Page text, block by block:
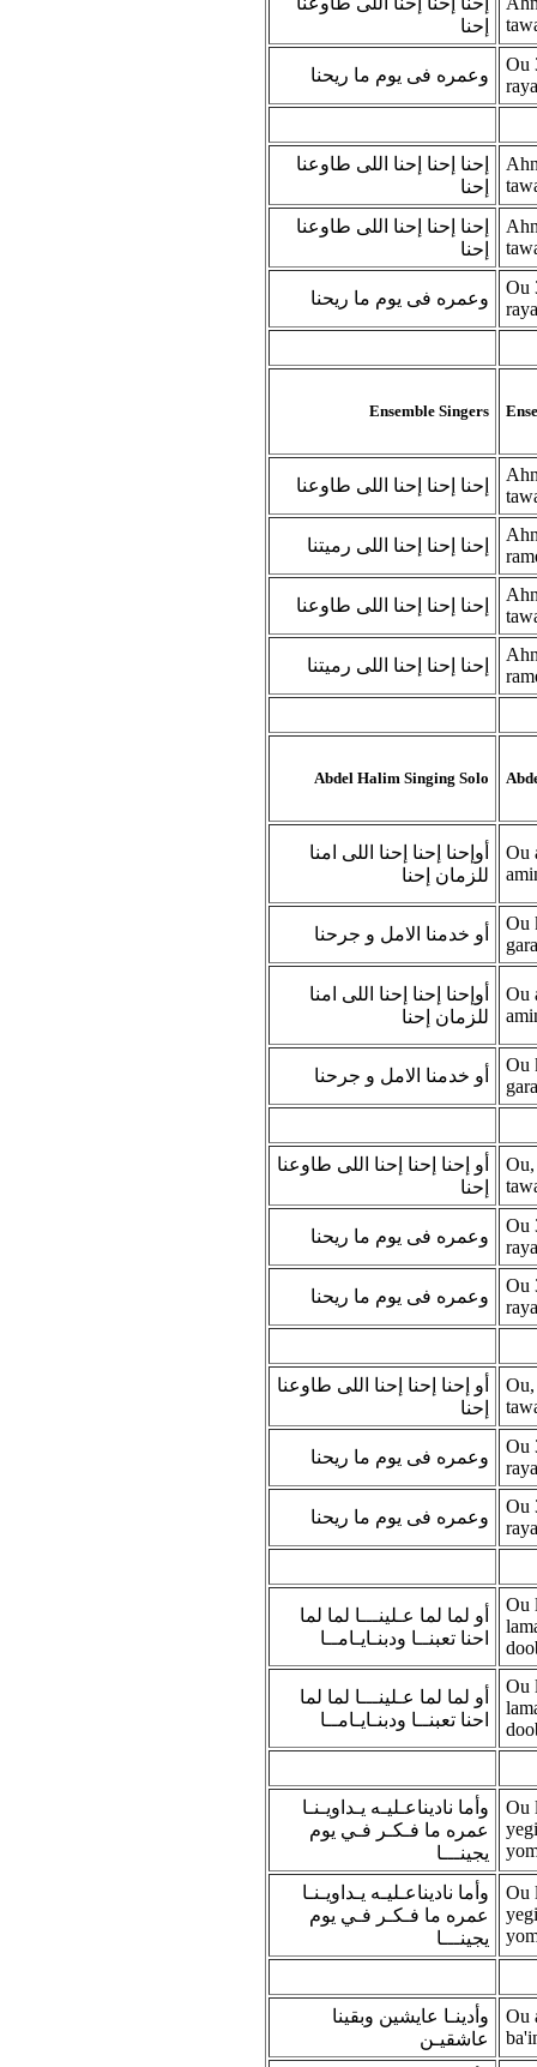
إحنا
وعمره فى يوم ما ريحنا
Ou
إحنا إحنا إحنا اللى طاوعنا
إحنا
إحنا إحنا إحنا اللى طاوعنا
إحنا
وعمره فى يوم ما ريحنا
Ou
Ensemble Singers
إحنا إحنا إحنا اللى طاوعنا
إحنا إحنا إحنا اللى رميتنا
إحنا إحنا إحنا اللى طاوعنا
إحنا إحنا إحنا اللى رميتنا
Abdel Halim Singing Solo
أوإحنا إحنا إحنا اللى امنا
للزمان إحنا
Ou
أو خدمنا الامل و جرحنا
Ou
أوإحنا إحنا إحنا اللى امنا
للزمان إحنا
Ou
أو خدمنا الامل و جرحنا
Ou
أو إحنا إحنا إحنا اللى طاوعنا
إحنا
Ou,
وعمره فى يوم ما ريحنا
Ou
وعمره فى يوم ما ريحنا
Ou
أو إحنا إحنا إحنا اللى طاوعنا
إحنا
Ou,
وعمره فى يوم ما ريحنا
Ou
وعمره فى يوم ما ريحنا
Ou
أو لما لما عـلينـــا لما لما
احنا تعبنــا ودبنـايـامــا
Ou
أو لما لما عـلينـــا لما لما
احنا تعبنــا ودبنـايـامــا
Ou
وأما ناديناعـليـه يـداويـنـا
عمره ما فـكـر فـي يوم
يجينـــا
Ou
وأما ناديناعـليـه يـداويـنـا
عمره ما فـكـر فـي يوم
يجينـــا
Ou
وأدينـا عايشين وبقينا
عاشقيـن
Ou